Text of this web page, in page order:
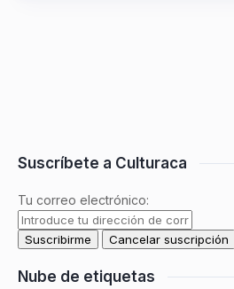
Suscríbete a Culturaca
Tu correo electrónico:
Nube de etiquetas